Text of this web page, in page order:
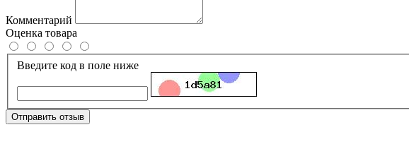
Комментарий
Оценка товара
Введите код в поле ниже
Отправить отзыв